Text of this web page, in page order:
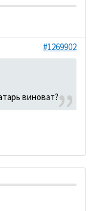
#1269902
виноват?